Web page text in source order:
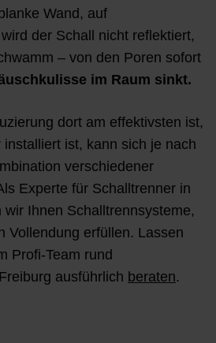
Wand, auf
der Schall nicht reflektiert,
– von den Poren sofort
im Raum sinkt.
dort am effektivsten ist,
ist, kann sich je nach
verschiedener
Experte für Schalltrenner in
Ihnen Schalltrennsysteme,
Vollendung erfüllen. Lassen
Profi-Team rund
ausführlich beraten.